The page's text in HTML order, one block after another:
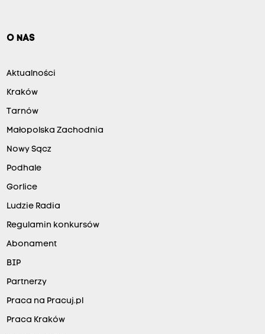
O NAS
Aktualności
Kraków
Tarnów
Małopolska Zachodnia
Nowy Sącz
Podhale
Gorlice
Ludzie Radia
Regulamin konkursów
Abonament
BIP
Partnerzy
Praca na Pracuj.pl
Praca Kraków